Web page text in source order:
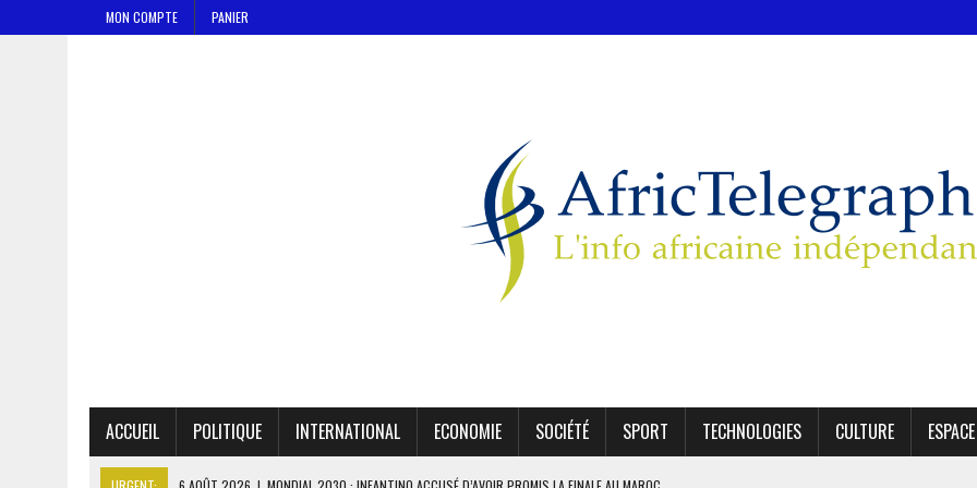
MON COMPTE PANIER
ACCUEIL POLITIQUE INTERNATIONAL ECONOMIE SOCIÉTÉ SPORT TECHNOLOGIES CULTURE